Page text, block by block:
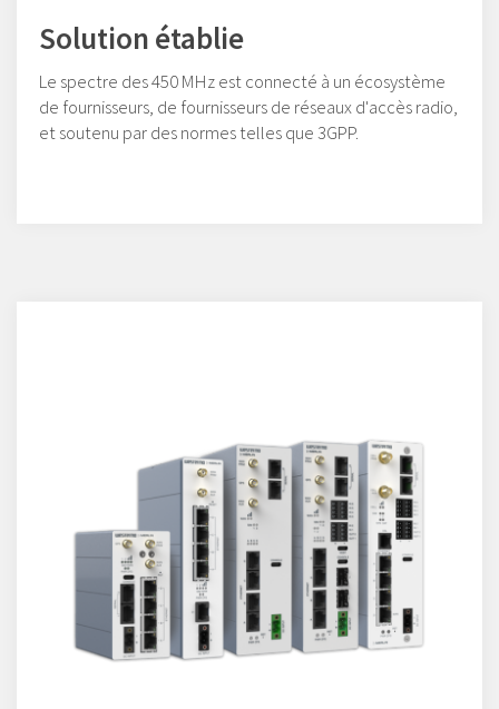
Solution établie
Le spectre des 450 MHz est connecté à un écosystème
de fournisseurs, de fournisseurs de réseaux d'accès radio,
et soutenu par des normes telles que 3GPP.